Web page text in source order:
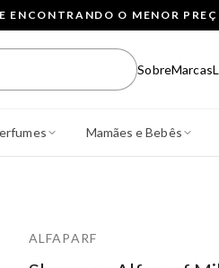
ENCONTRANDO O MENOR
SobreMarcas
Mamães e Bebês
ALFAPARF